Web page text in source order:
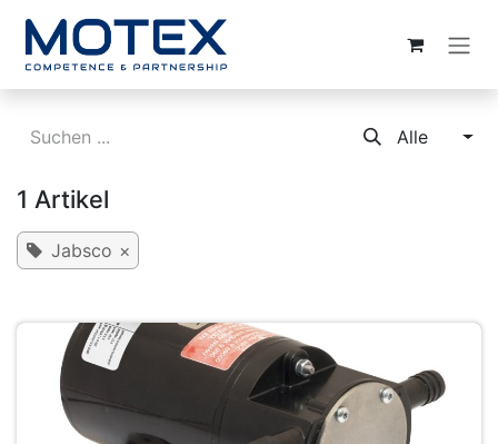
Alle
1 Artikel
Jabsco ×